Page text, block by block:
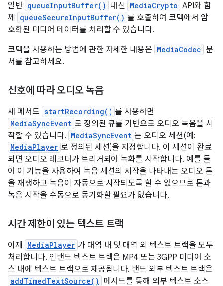
일반 queueInputBuffer() 대신 MediaCrypto API와 함
께
queueSecureInputBuffer() 를 호출하여 코덱에서 암
호화된 미디어 데이터를 처리할 수 있습니다.
코덱을 사용하는 방법에 관한 자세한 내용은 MediaCodec 문
서를 참고하세요.
신호에 따라 오디오 녹음
새 메서드 startRecording() 를 사용하면
MediaSyncEvent 로 정의된 큐를 기반으로 오디오 녹음을 시
작할 수 있습니다. MediaSyncEvent 는 오디오 세션(예:
MediaPlayer 로 정의된 세션)을 지정합니다. 이 세션이 완료
되면 오디오 레코더가 트리거되어 녹화를 시작합니다. 예를 들
어 이 기능을 사용하여 녹음 세션의 시작을 나타내는 오디오 톤
을 재생하고 녹음이 자동으로 시작되도록 할 수 있으므로 톤과
녹음 시작을 수동으로 동기화할 필요가 없습니다.
시간 제한이 있는 텍스트 트랙
이제 MediaPlayer 가 대역 내 및 대역 외 텍스트 트랙을 모두
처리합니다. 인밴드 텍스트 트랙은 MP4 또는 3GPP 미디어 소
스 내에 텍스트 트랙으로 제공됩니다. 밴드 외부 텍스트 트랙은
addTimedTextSource()
메서드를 통해 외부 텍스트 소스